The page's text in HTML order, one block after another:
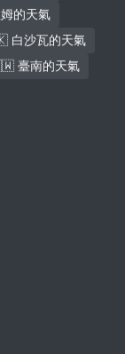
的天氣
白沙瓦的天氣
臺南的天氣